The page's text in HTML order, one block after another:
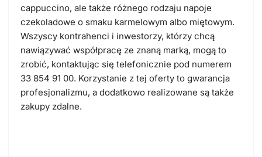
cappuccino, ale także różnego rodzaju napoje
czekoladowe o smaku karmelowym albo miętowym.
Wszyscy kontrahenci i inwestorzy, którzy chcą
nawiązywać współpracę ze znaną marką, mogą to
zrobić, kontaktując się telefonicznie pod numerem
33 854 91 00. Korzystanie z tej oferty to gwarancja
profesjonalizmu, a dodatkowo realizowane są także
zakupy zdalne.